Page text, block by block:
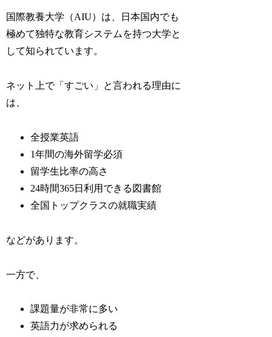
国際教養大学（AIU）は、日本国内でも
極めて独特な教育システムを持つ大学と
して知られています。
ネット上で「すごい」と言われる理由に
は、
全授業英語
1年間の海外留学必須
留学生比率の高さ
24時間365日利用できる図書館
全国トップクラスの就職実績
などがあります。
一方で、
課題量が非常に多い
英語力が求められる